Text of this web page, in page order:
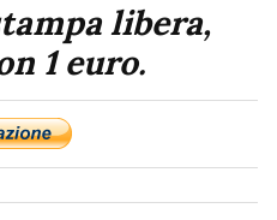
libera,
1 euro.